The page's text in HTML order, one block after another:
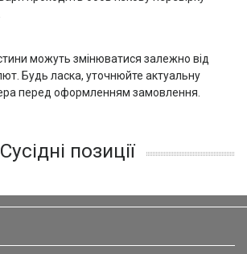
можуть змінюватися залежно від
Будь ласка, уточнюйте актуальну
перед оформленням замовлення.
Сусідні позиції